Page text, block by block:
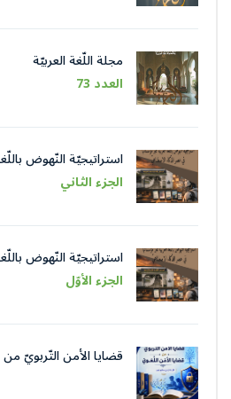
مجلة اللّغة العربيّة
العدد 73
استراتيجيّة النّهوض
في عصر الذّكاء الاصطناعيّ
الجزء الثاني
استراتيجيّة النّهوض
في عصر الذّكاء الاصطناعيّ
الجزء الأوّل
قضايا الأمن التّربويّ